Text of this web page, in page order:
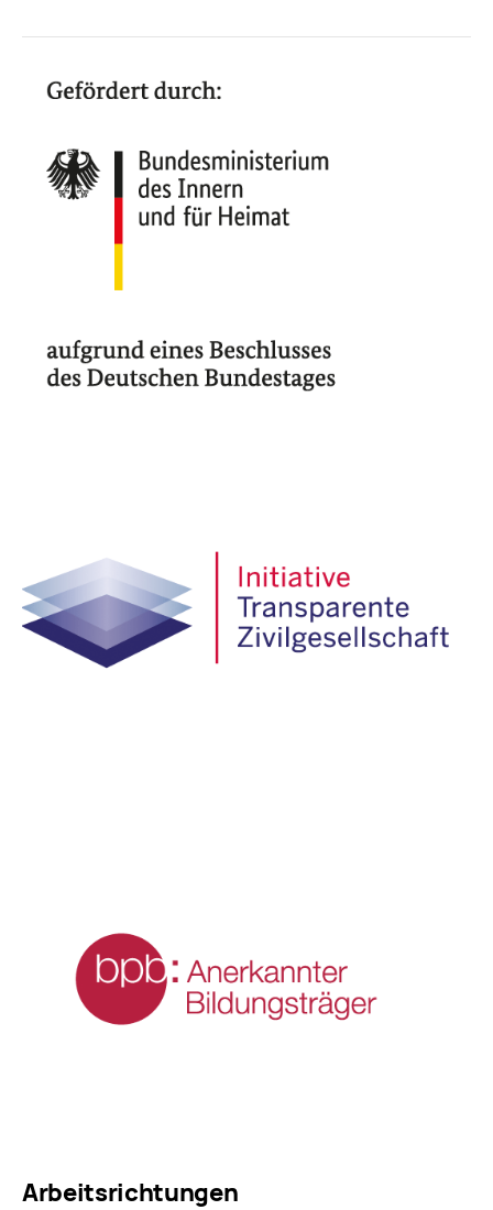
Arbeitsrichtungen